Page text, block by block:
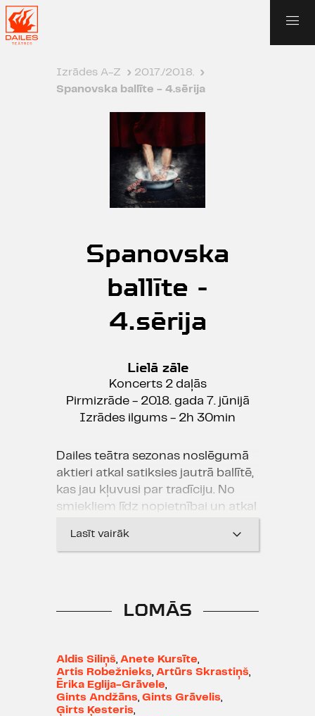
Izrādes A-Z › 2017./2018. ›
Spanovska ballīte - 4.sērija
Spanovska
ballīte -
4.sērija
Lielā zāle
Koncerts 2 daļās
Pirmizrāde - 2018. gada 7. jūnijā
Izrādes ilgums - 2h 30min
Dailes teātra sezonas noslēgumā
aktieri atkal satiksies jautrā ballītē,
kas jau kļuvusi par tradīciju. No
smiekliem līdz nopietnībai un atkal
šoreiz tikai 4 koncertos!
Koncertā piedalās bigbends
Lasīt vairāk
LOMĀS
Aldis Siliņš, Anete Kursīte,
Artis Robežnieks, Artūrs Skrastiņš,
Ērika Eglija-Grāvele,
Gints Andžāns, Gints Grāvelis,
Ģirts Ķesteris,